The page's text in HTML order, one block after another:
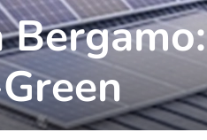
importante: i 10
fianco siamo
diventare una
come regalo,
La nuova
di cura e